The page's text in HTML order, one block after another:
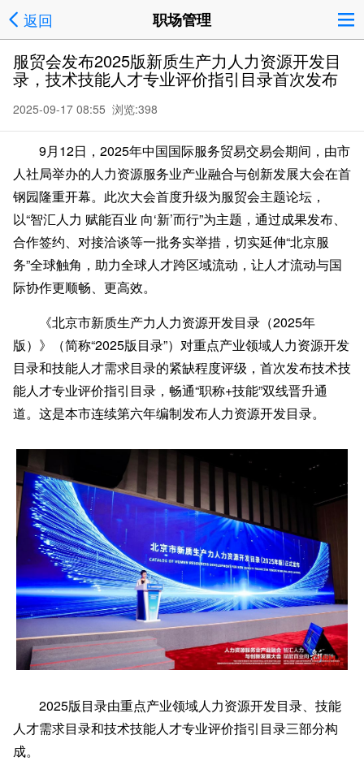
返回 职场管理
服贸会发布2025版新质生产力人力资源开发目
录，技术技能人才专业评价指引目录首次发布
2025-09-17 08:55 浏览:398
9月12日，2025年中国国际服务贸易交易会期间，由市
人社局举办的人力资源服务业产业融合与创新发展大会在首
钢园隆重开幕。此次大会首度升级为服贸会主题论坛，
以“智汇人力 赋能百业 向‘新’而行”为主题，通过成果发布、
合作签约、对接洽谈等一批务实举措，切实延伸“北京服
务”全球触角，助力全球人才跨区域流动，让人才流动与国
际协作更顺畅、更高效。
《北京市新质生产力人力资源开发目录（2025年
版）》
（简称“2025版目录”） 对重点产业领域人力资源开发
目录和技能人才需求目录的紧缺程度评级，首次发布技术技
能人才专业评价指引目录，畅通“职称+技能”双线晋升通
道。 这是本市连续第六年编制发布人力资源开发目录。
2025版目录由重点产业领域人力资源开发目录、技能
人才需求目录和技术技能人才专业评价指引目录三部分构
成。